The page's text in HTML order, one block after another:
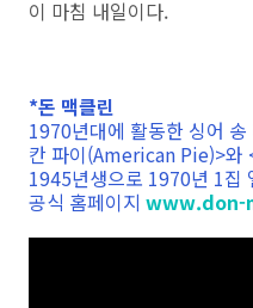
이 마침 내일이다.
*돈 맥클린
1970년대에 활동한 싱어
칸 파이(American Pie)>와
1945년생으로 1970년 1집
공식 홈페이지 www.don-